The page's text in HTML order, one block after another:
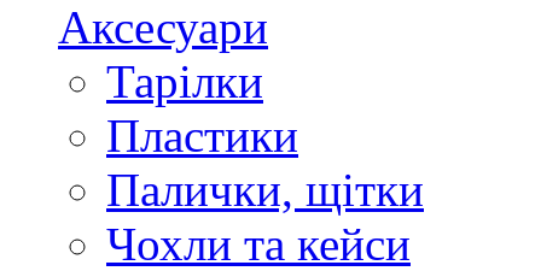
Аксесуари
Тарілки
Пластики
Палички, щітки
Чохли та кейси